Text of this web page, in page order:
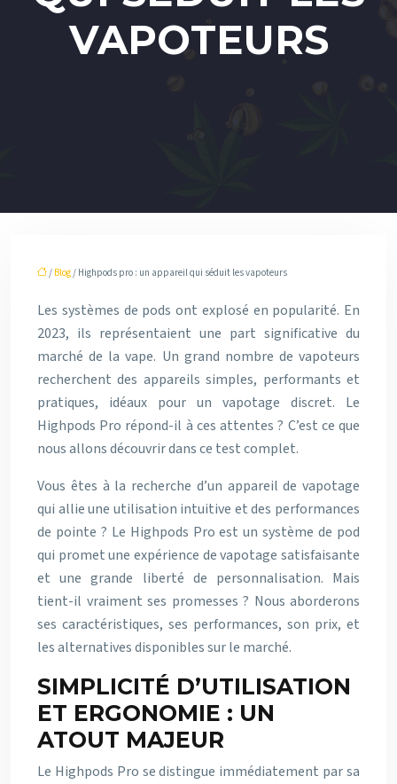
VAPOTEURS
/ Blog/ Highpods pro : un appareil qui séduit les vapoteurs
Les systèmes de pods ont explosé en popularité. En
2023, ils représentaient une part significative du
marché de la vape. Un grand nombre de vapoteurs
recherchent des appareils simples, performants et
pratiques, idéaux pour un vapotage discret. Le
Highpods Pro répond-il à ces attentes ? C’est ce que
nous allons découvrir dans ce test complet.
Vous êtes à la recherche d’un appareil de vapotage
qui allie une utilisation intuitive et des performances
de pointe ? Le Highpods Pro est un système de pod
qui promet une expérience de vapotage satisfaisante
et une grande liberté de personnalisation. Mais
tient-il vraiment ses promesses ? Nous aborderons
ses caractéristiques, ses performances, son prix, et
les alternatives disponibles sur le marché.
SIMPLICITÉ D’UTILISATION
ET ERGONOMIE : UN
ATOUT MAJEUR
Le Highpods Pro se distingue immédiatement par sa